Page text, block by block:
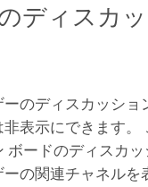
ディスカ
のディスカッショ
表示にできます。
ボードのディスカ
の関連チャネルを